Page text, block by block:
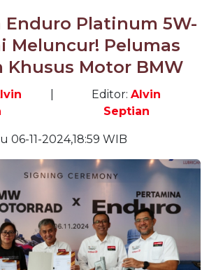
Enduro Platinum 5W-
Meluncur! Pelumas
Khusus Motor BMW
Editor:Alvin
Septian
06-11-2024,18:59 WIB